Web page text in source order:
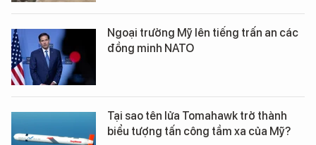
Ngoại trưởng Mỹ lên tiếng trấn an các
đồng minh NATO
Tại sao tên lửa Tomahawk trở thành
biểu tượng tấn công tầm xa của Mỹ?